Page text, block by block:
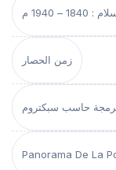
– 1940 م
زمن الحصار
Panorama De La